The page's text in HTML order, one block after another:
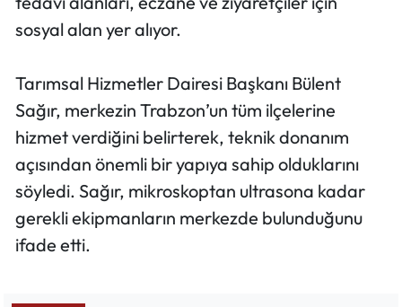
sosyal alan yer alıyor.
Tarımsal Hizmetler Dairesi Başkanı Bülent
Sağır, merkezin Trabzon’un tüm ilçelerine
hizmet verdiğini belirterek, teknik donanım
açısından önemli bir yapıya sahip olduklarını
söyledi. Sağır, mikroskoptan ultrasona kadar
gerekli ekipmanların merkezde bulunduğunu
ifade etti.